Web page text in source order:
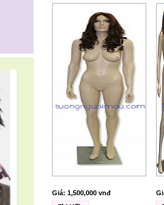
Giá: 1,500,000 vnđ